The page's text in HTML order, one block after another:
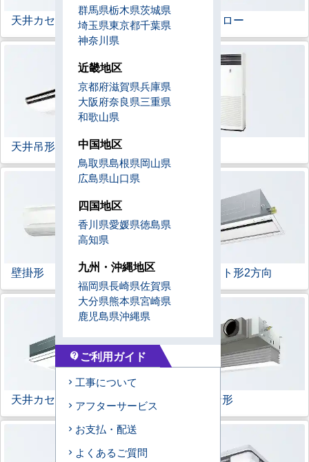
天井カセット形4方向 ラウンドフロー
天井吊形
壁掛形 天井カセット形2方向
天井カセット形 1方向 ビルトイン形
群馬県栃木県茨城県
埼玉県東京都千葉県
神奈川県
近畿地区
京都府滋賀県兵庫県
大阪府奈良県三重県
和歌山県
中国地区
鳥取県島根県岡山県
広島県山口県
四国地区
香川県愛媛県徳島県
高知県
九州・沖縄地区
福岡県長崎県佐賀県
大分県熊本県宮崎県
鹿児島県沖縄県
contact_support ご利用ガイド
工事について
アフターサービス
お支払・配送
よくあるご質問